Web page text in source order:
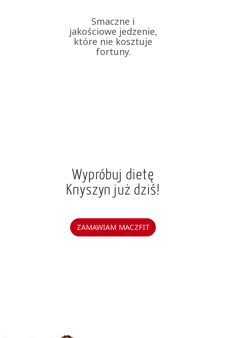
Smaczne i
jakościowe jedzenie,
które nie kosztuje
fortuny.
Wypróbuj dietę
Knyszyn już dziś!
ZAMAWIAM MACZFIT